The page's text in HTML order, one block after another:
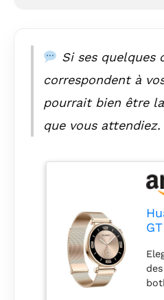
Si ses quelques
correspondent à
pourrait bien être
que vous attendiez.